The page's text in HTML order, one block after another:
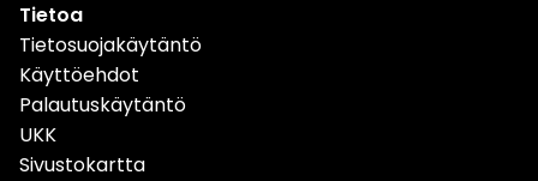
Tietoa
Tietosuojakäytäntö
Käyttöehdot
Palautuskäytäntö
UKK
Sivustokartta